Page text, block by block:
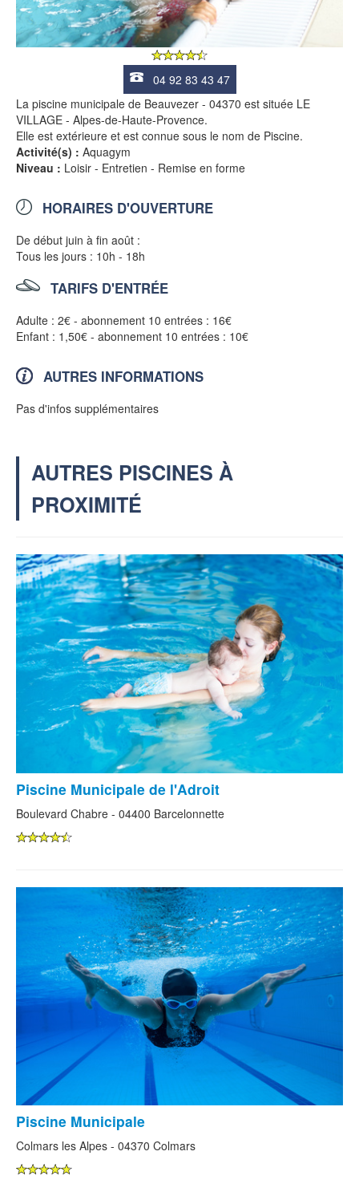
04 92 83 43 47
La piscine municipale de Beauvezer - 04370 est située LE
VILLAGE - Alpes-de-Haute-Provence.
Elle est extérieure et est connue sous le nom de Piscine.
Activité(s) : Aquagym
Niveau : Loisir - Entretien - Remise en forme
HORAIRES D'OUVERTURE
De début juin à fin août :
Tous les jours : 10h - 18h
TARIFS D'ENTRÉE
Adulte : 2€ - abonnement 10 entrées : 16€
Enfant : 1,50€ - abonnement 10 entrées : 10€
AUTRES INFORMATIONS
Pas d'infos supplémentaires
AUTRES PISCINES À
PROXIMITÉ
Piscine Municipale de l'Adroit
Boulevard Chabre - 04400 Barcelonnette
Piscine Municipale
Colmars les Alpes - 04370 Colmars